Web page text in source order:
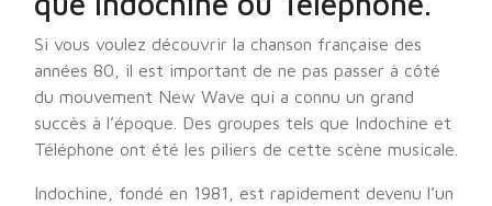
Si vous voulez découvrir la chanson française des
années 80, il est important de ne pas passer à côté
du mouvement New Wave qui a connu un grand
succès à l’époque. Des groupes tels que Indochine et
Téléphone ont été les piliers de cette scène musicale.
Indochine, fondé en 1981, est rapidement devenu l’un